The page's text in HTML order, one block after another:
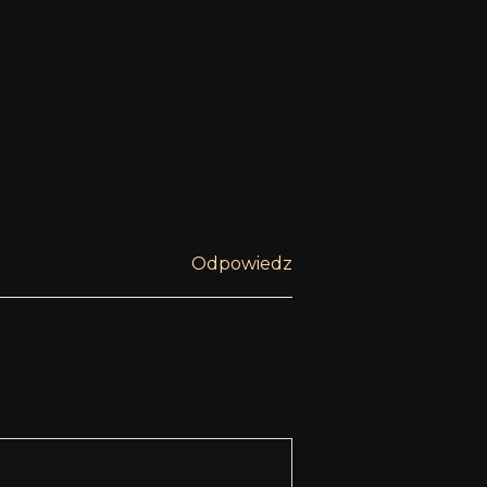
Odpowiedz